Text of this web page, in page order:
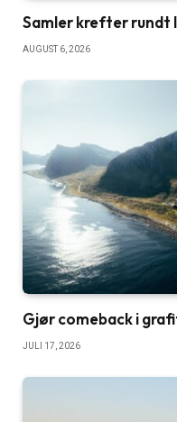
Samler krefter rundt
AUGUST 6, 2026
Gjør comeback i
JULI 17, 2026